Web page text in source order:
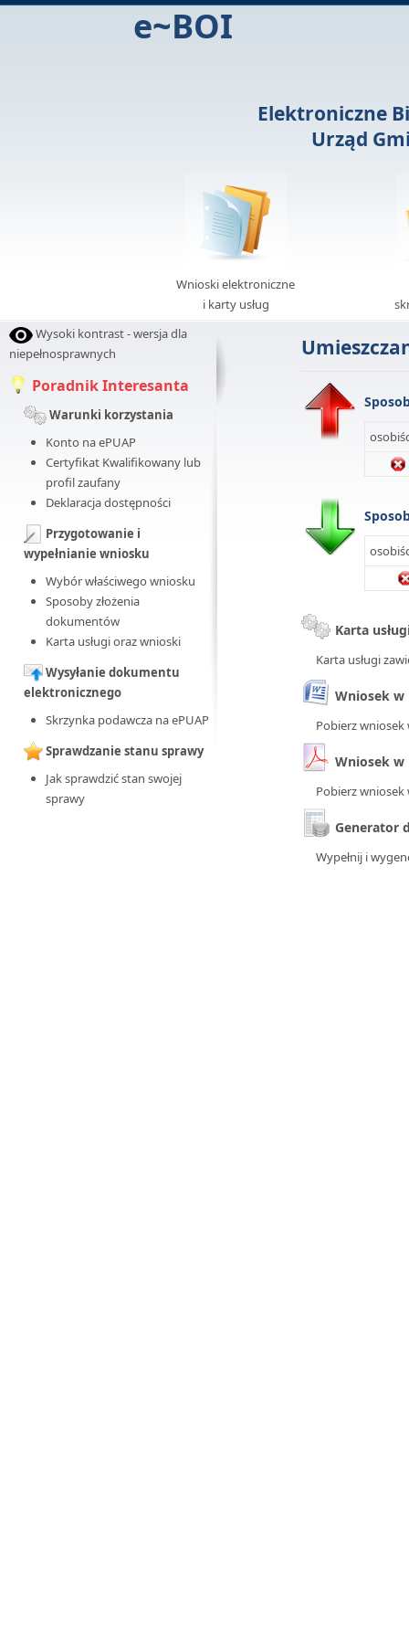
e~BOI
Elektroniczne
Urząd
Wnioski elektroniczne
i karty usług
Wysoki kontrast - wersja dla
niepełnosprawnych
Poradnik Interesanta
Warunki korzystania
Konto na ePUAP
Certyfikat Kwalifikowany lub
profil zaufany
Deklaracja dostępności
Przygotowanie i
wypełnianie wniosku
Wybór właściwego wniosku
Sposoby złożenia
dokumentów
Karta usługi oraz wnioski
Wysyłanie dokumentu
elektronicznego
Skrzynka podawcza na ePUAP
Sprawdzanie stanu sprawy
Jak sprawdzić stan swojej
sprawy
Karta
Karta usługi
Wniosek
Pobierz
Wniosek w
Pobierz
Generator
Wypełnij i